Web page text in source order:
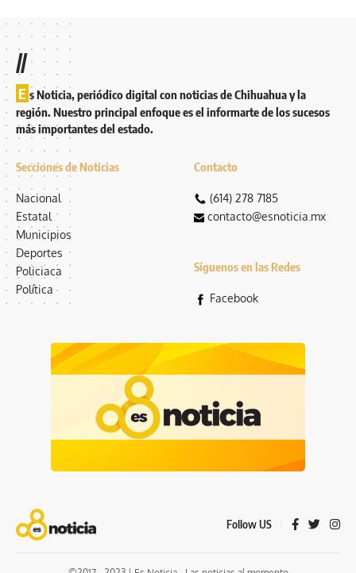
//
E s Noticia, periódico digital con noticias de Chihuahua y la
región. Nuestro principal enfoque es el informarte de los sucesos
más importantes del estado.
Secciones de Noticias
Nacional
Estatal
Municipios
Deportes
Policiaca
Política
Contacto
(614) 278 7185
contacto@esnoticia.mx
Síguenos en las Redes
Facebook
Follow US